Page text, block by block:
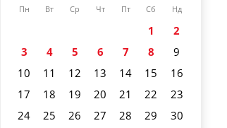
Пн Вт Ср Чт Пт Сб Нд
1
2
3
4 5 6 7 8
9
10
11 12 13 14 15
16
17
18 19 20 21 22
23
24
25 26 27 28 29
30